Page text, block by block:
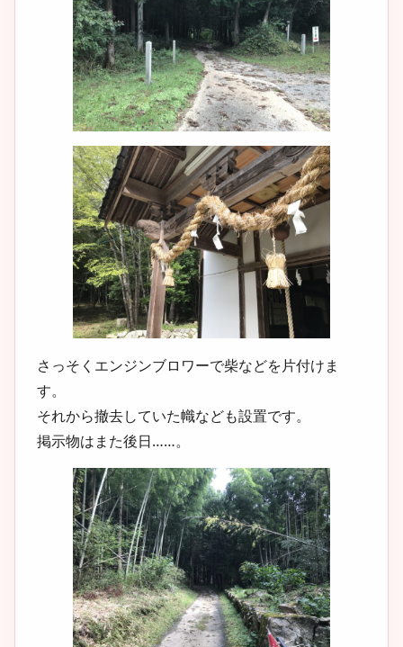
さっそくエンジンブロワーで柴などを片付けま
す。
それから撤去していた幟なども設置です。
掲示物はまた後日……。